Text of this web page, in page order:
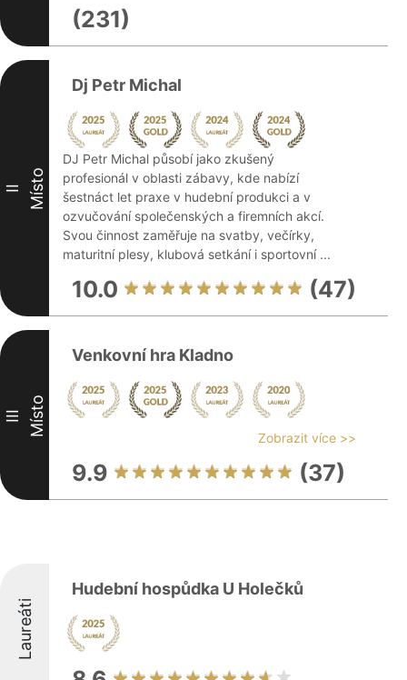
(231)
II Místo
Dj Petr Michal
DJ Petr Michal působí jako zkušený
profesionál v oblasti zábavy, kde nabízí
šestnáct let praxe v hudební produkci a v
ozvučování společenských a firemních akcí.
Svou činnost zaměřuje na svatby, večírky,
maturitní plesy, klubová setkání i sportovní ...
10.0 (47)
III Místo
Venkovní hra Kladno
Zobrazit více >>
9.9 (37)
Laureáti
Hudební hospůdka U Holečků